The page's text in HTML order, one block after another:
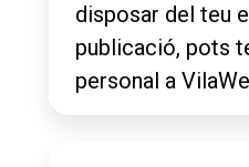
disposar del teu
publicació, pots
personal a